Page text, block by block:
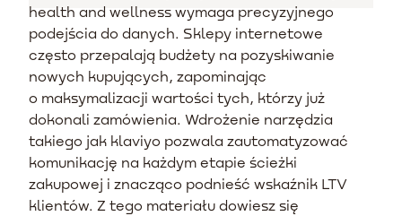
health and wellness wymaga precyzyjnego
podejścia do danych. Sklepy internetowe
często przepalają budżety na pozyskiwanie
nowych kupujących, zapominając
o maksymalizacji wartości tych, którzy już
dokonali zamówienia. Wdrożenie narzędzia
takiego jak klaviyo pozwala zautomatyzować
komunikację na każdym etapie ścieżki
zakupowej i znacząco podnieść wskaźnik LTV
klientów. Z tego materiału dowiesz się